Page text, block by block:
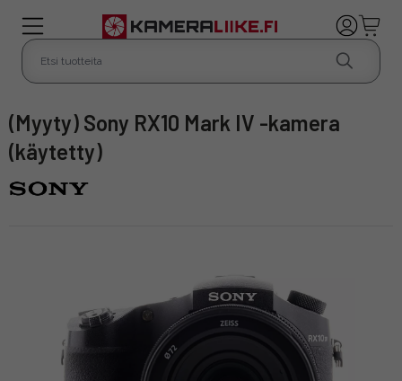
(Myyty) Sony RX10 Mark IV -kamera
(käytetty)